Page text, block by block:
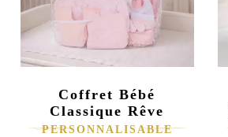
Coffret Bébé
Classique Rêve
PERSONNALISABLE